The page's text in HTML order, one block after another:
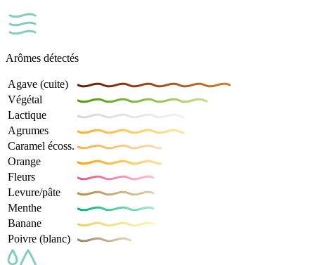
Arômes détectés
Agave (cuite)
Végétal
Lactique
Agrumes
Caramel écoss.
Orange
Fleurs
Levure/pâte
Menthe
Banane
Poivre (blanc)